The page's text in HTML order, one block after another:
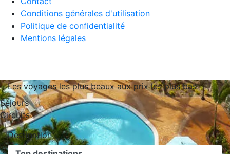
Conditions générales d'utilisation
Politique de confidentialité
Mentions légales
Les voyages les plus beaux aux prix les plus bas
Séjours
Circuits
Destination